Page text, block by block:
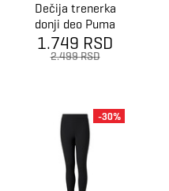
Dečija trenerka
donji deo Puma
Flaming Love
Aop Leggings G
1.749 RSD
2.499 RSD
-30%